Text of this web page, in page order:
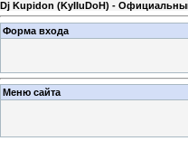
Dj Kupidon (KyIIuDoH) -
Форма входа
Меню сайта